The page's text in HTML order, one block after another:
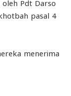
Pdt Darso
pasal 4
menerima